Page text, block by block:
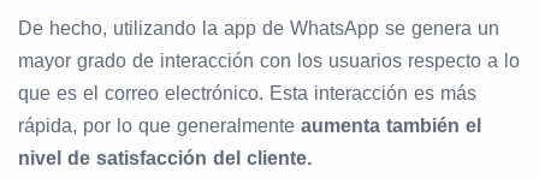
De hecho, utilizando la app de WhatsApp se genera un
mayor grado de interacción con los usuarios respecto a lo
que es el correo electrónico. Esta interacción es más
rápida, por lo que generalmente aumenta también el
nivel de satisfacción del cliente.